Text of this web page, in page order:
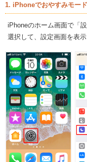
1. iPhoneでおやすみモー
iPhoneのホーム画面で「
選択して、設定画面を表示